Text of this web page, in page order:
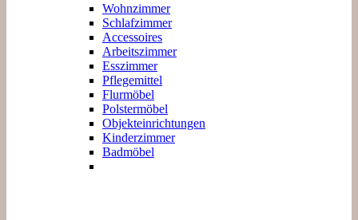
Wohnzimmer
Schlafzimmer
Accessoires
Arbeitszimmer
Esszimmer
Pflegemittel
Flurmöbel
Polstermöbel
Objekteinrichtungen
Kinderzimmer
Badmöbel